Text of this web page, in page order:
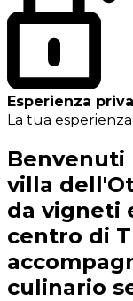
Esperienza
La tua esperienza
Benvenuti
villa
da vigneti
centro di
culinario